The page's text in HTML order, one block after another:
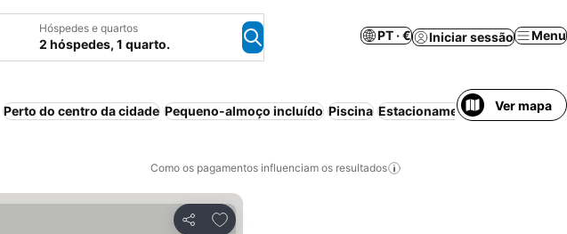
Hóspedes e quartos
2 hóspedes, 1 quarto.
PT · € Iniciar sessão Menu
Perto do centro da cidade Pequeno-almoço incluído Piscina Estacionamento Ver mapa
Como os pagamentos influenciam os resultados
Partilhar
Adicionar aos favoritos